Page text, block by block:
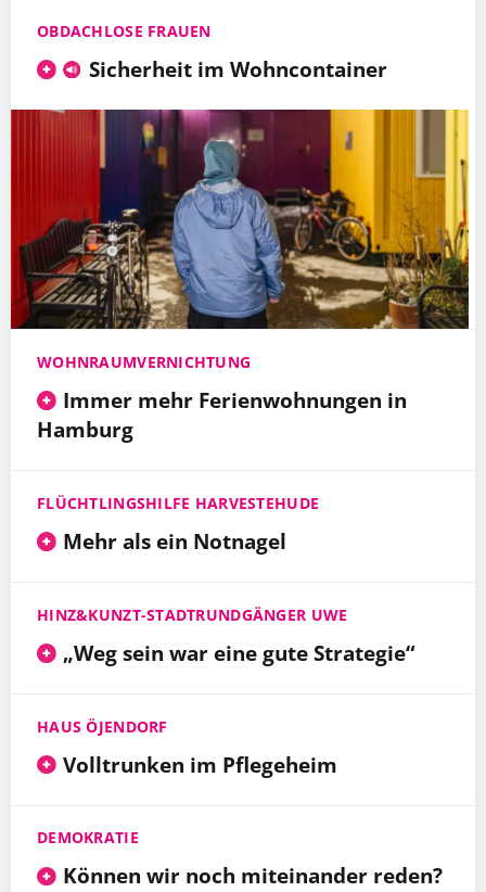
OBDACHLOSE FRAUEN
Sicherheit im Wohncontainer
WOHNRAUMVERNICHTUNG
Immer mehr Ferienwohnungen in
Hamburg
FLÜCHTLINGSHILFE HARVESTEHUDE
Mehr als ein Notnagel
HINZ&KUNZT-STADTRUNDGÄNGER UWE
„Weg sein war eine gute Strategie“
HAUS ÖJENDORF
Volltrunken im Pflegeheim
DEMOKRATIE
Können wir noch miteinander reden?